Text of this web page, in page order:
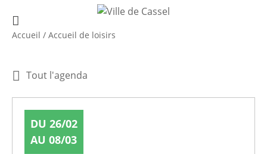
Accueil / Accueil de loisirs
Tout l'agenda
DU 26/02
AU 08/03